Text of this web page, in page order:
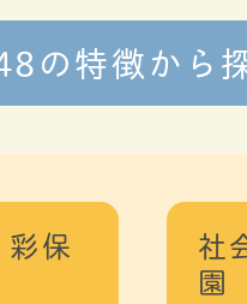
の特徴から
保
社
園